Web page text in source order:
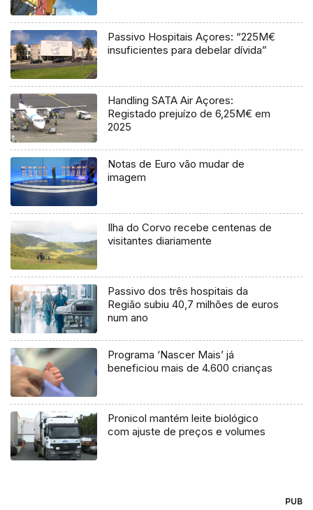
Passivo Hospitais Açores: “225M€
insuficientes para debelar dívida”
Handling SATA Air Açores:
Registado prejuízo de 6,25M€ em
2025
Notas de Euro vão mudar de
imagem
Ilha do Corvo recebe centenas de
visitantes diariamente
Passivo dos três hospitais da
Região subiu 40,7 milhões de euros
num ano
Programa ‘Nascer Mais’ já
beneficiou mais de 4.600 crianças
Pronicol mantém leite biológico
com ajuste de preços e volumes
PUB